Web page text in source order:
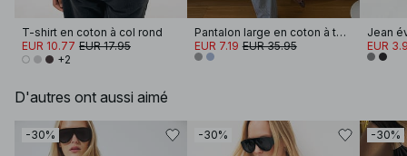
T-shirt en coton à col rond
EUR 10.77 EUR 17.95
+2
Pantalon large en coton à taille élastique
EUR 7.19 EUR 35.95
Jean
EUR
D'autres ont aussi aimé
-30% -30% -30%